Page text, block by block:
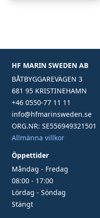
HF MARIN SWEDEN AB
BÅTBYGGAREVÄGEN 3
681 95 KRISTINEHAMN
+46 0550-77 11 11
info@hfmarinsweden.se
ORG.NR: SE556949321501
Allmänna villkor
Öppettider
Måndag - Fredag
08:00 - 17:00
Lördag - Söndag
Stängt